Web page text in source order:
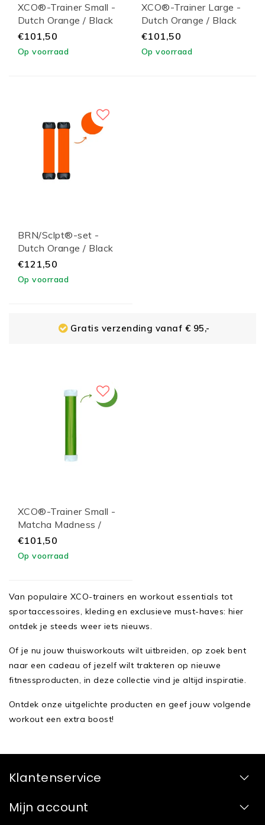
XCO®-Trainer Small -
Dutch Orange / Black
Lid
€101,50
Op voorraad
XCO®-Trainer Large -
Dutch Orange / Black
Lid
€101,50
Op voorraad
BRN/Sclpt®-set -
Dutch Orange / Black
Lid
€121,50
Op voorraad
Gratis verzending vanaf € 95,-
XCO®-Trainer Small -
Matcha Madness /
White Lid
€101,50
Op voorraad
Van populaire XCO-trainers en workout essentials tot
sportaccessoires, kleding en exclusieve must-haves: hier
ontdek je steeds weer iets nieuws.
Of je nu jouw thuisworkouts wilt uitbreiden, op zoek bent
naar een cadeau of jezelf wilt trakteren op nieuwe
fitnessproducten, in deze collectie vind je altijd inspiratie.
Ontdek onze uitgelichte producten en geef jouw volgende
workout een extra boost!
Klantenservice
Mijn account